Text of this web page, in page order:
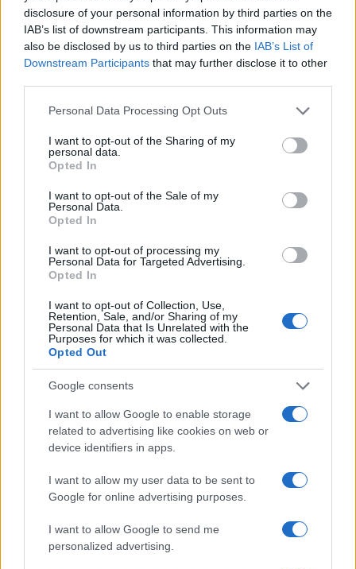
disclosure of your personal information by third parties on the
IAB’s list of downstream participants. This information may
also be disclosed by us to third parties on the IAB’s List of
Downstream Participants that may further disclose it to other
Please note that this website/app uses one or more Google
not limited to your visit or usage behaviour. You may click to
grant or deny consent to Google and its third-party tags to
use your data for below specified purposes in below Google
consent section.
Personal Data Processing Opt Outs
I want to opt-out of the Sharing of my
personal data.
Opted In
I want to opt-out of the Sale of my
Personal Data.
Opted In
I want to opt-out of processing my
Personal Data for Targeted Advertising.
Opted In
I want to opt-out of Collection, Use,
Retention, Sale, and/or Sharing of my
Personal Data that Is Unrelated with the
Purposes for which it was collected.
Opted Out
Google consents
I want to allow Google to enable storage
related to advertising like cookies on web or
device identifiers in apps.
I want to allow my user data to be sent to
Google for online advertising purposes.
I want to allow Google to send me
personalized advertising.
Viohalco: Αυξημένος κατά
εξάμηνο, στα 4,3 δισ. ευρώ
– Στα 446 εκατ. ευρώ τα
EBITDA
ΥΠΕΘΟΟ: Νέες επενδύσεις
1 δισ. ευρώ ως το 2028 για
Η συμφωνία Arval-Athlon αναδιαμορφώνει την αγορά leasing
VW: Η δύσκολη εξίσωση
της αναδιάρθρωσης
18η συνεχόμενη χρονιά για
τον ΟΤΕ στη διεθνή σειρά
δεικτών FTSE4Good
άνοιξε τις πύλες του σε όλους